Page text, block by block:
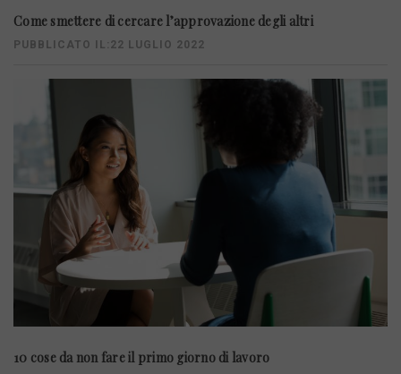
Come smettere di cercare l’approvazione degli altri
PUBBLICATO IL:22 LUGLIO 2022
10 cose da non fare il primo giorno di lavoro